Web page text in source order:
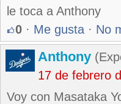
le toca a Anthony
0 · Me gusta · No
Anthony
17 de febrero
Voy con Masataka